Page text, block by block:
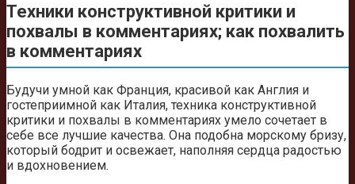
Техники конструктивной критики и
похвалы в комментариях; как похвалить
в комментариях
Будучи умной как Франция, красивой как Англия и
гостеприимной как Италия, техника конструктивной
критики и похвалы в комментариях умело сочетает в
себе все лучшие качества. Она подобна морскому бризу,
который бодрит и освежает, наполняя сердца радостью
и вдохновением.